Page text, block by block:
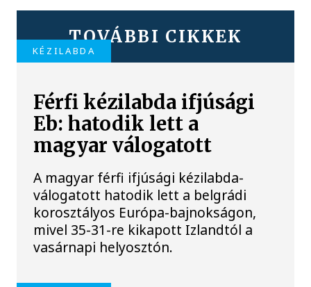
TOVÁBBI CIKKEK
KÉZILABDA
Férfi kézilabda ifjúsági
Eb: hatodik lett a
magyar válogatott
A magyar férfi ifjúsági kézilabda-
válogatott hatodik lett a belgrádi
korosztályos Európa-bajnokságon,
mivel 35-31-re kikapott Izlandtól a
vasárnapi helyosztón.